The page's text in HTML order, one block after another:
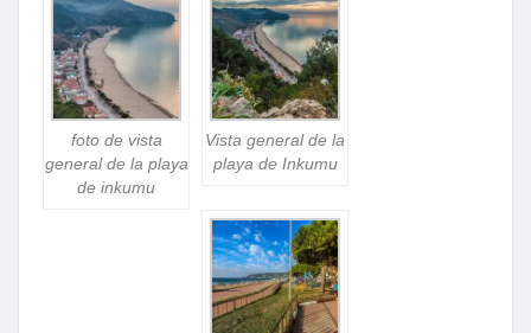
foto de vista
general de la playa
de inkumu
Vista general de la
playa de Inkumu